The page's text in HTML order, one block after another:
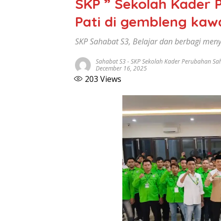
SKP ” Sekolah Kader
Pati di gembleng
SKP Sahabat S3, Belajar dan berbagi
Sahabat S3-SKP Sekolah Kader Perubahan
December 16, 2025
203 Views